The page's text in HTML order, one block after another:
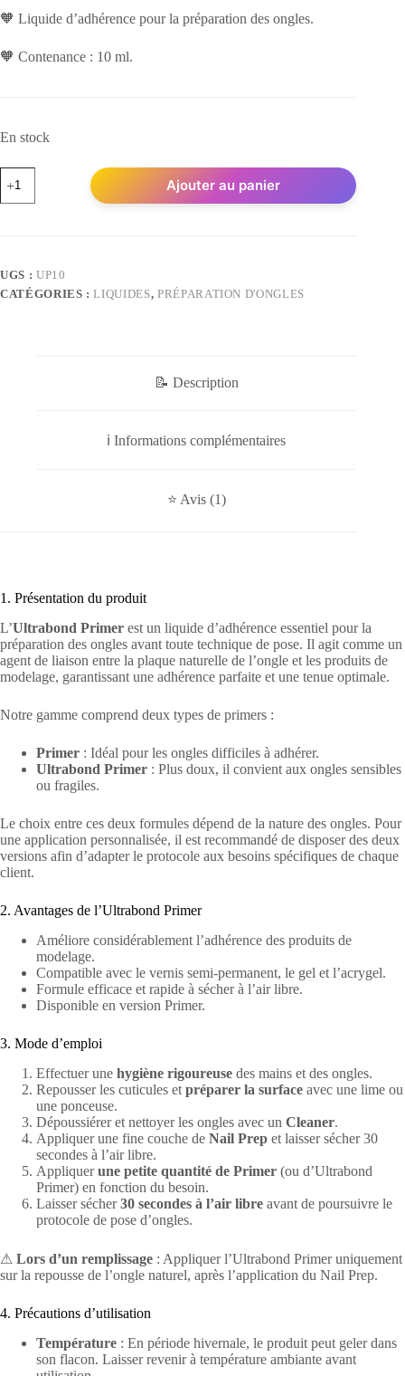
était :
est :
🧡 Liquide d’adhérence pour la préparation des ongles.
🧡 Contenance : 10 ml.
En stock
quantité
de
Ultrabond
Ajouter au panier
UGS : UP10
CATÉGORIES :LIQUIDES, PRÉPARATION D'ONGLES
📝 Description
ℹ️ Informations complémentaires
⭐ Avis (1)
1. Présentation du produit
L’Ultrabond Primer est un liquide d’adhérence essentiel pour la
préparation des ongles avant toute technique de pose. Il agit comme un
agent de liaison entre la plaque naturelle de l’ongle et les produits de
modelage, garantissant une adhérence parfaite et une tenue optimale.
Notre gamme comprend deux types de primers :
Primer : Idéal pour les ongles difficiles à adhérer.
Ultrabond Primer : Plus doux, il convient aux ongles sensibles
ou fragiles.
Le choix entre ces deux formules dépend de la nature des ongles. Pour
une application personnalisée, il est recommandé de disposer des deux
versions afin d’adapter le protocole aux besoins spécifiques de chaque
client.
2. Avantages de l’Ultrabond Primer
Améliore considérablement l’adhérence des produits de
modelage.
Compatible avec le vernis semi-permanent, le gel et l’acrygel.
Formule efficace et rapide à sécher à l’air libre.
Disponible en version Primer.
3. Mode d’emploi
Effectuer une hygiène rigoureuse des mains et des ongles.
Repousser les cuticules et préparer la surface avec une lime ou
une ponceuse.
Dépoussiérer et nettoyer les ongles avec un Cleaner.
Appliquer une fine couche de Nail Prep et laisser sécher 30
secondes à l’air libre.
Appliquerune petite quantité de Primer (ou d’Ultrabond
Primer) en fonction du besoin.
Laisser sécher30 secondes à l’air libre avant de poursuivre le
protocole de pose d’ongles.
⚠ Lors d’un remplissage : Appliquer l’Ultrabond Primer uniquement
sur la repousse de l’ongle naturel, après l’application du Nail Prep.
4. Précautions d’utilisation
Température : En période hivernale, le produit peut geler dans
son flacon. Laisser revenir à température ambiante avant